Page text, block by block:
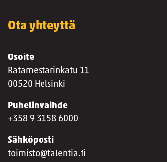
Ota yhteyttä
Osoite
Ratamestarinkatu 11
00520 Helsinki
Puhelinvaihde
+358 9 3158 6000
Sähköposti
toimisto@talentia.fi